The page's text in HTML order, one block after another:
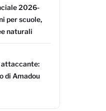
2026-
per scuole,
naturali
attaccante:
di Amadou